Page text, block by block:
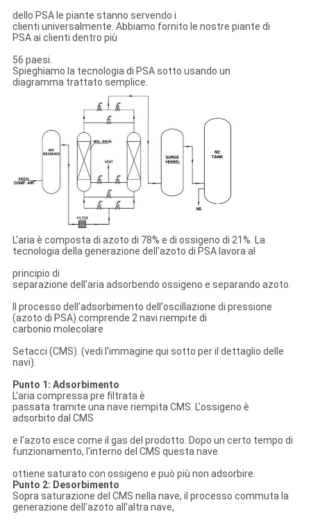
dello PSA le piante stanno servendo i
clienti universalmente. Abbiamo fornito le nostre piante di
PSA ai clienti dentro più
56 paesi.
Spieghiamo la tecnologia di PSA sotto usando un
diagramma trattato semplice.
L'aria è composta di azoto di 78% e di ossigeno di 21%. La
tecnologia della generazione dell'azoto di PSA lavora al
principio di
separazione dell'aria adsorbendo ossigeno e separando azoto.
Il processo dell'adsorbimento dell'oscillazione di pressione
(azoto di PSA) comprende 2 navi riempite di
carbonio molecolare
Setacci (CMS). (vedi l'immagine qui sotto per il dettaglio delle
navi).
Punto 1: Adsorbimento
L'aria compressa pre filtrata è
passata tramite una nave riempita CMS. L'ossigeno è
adsorbito dal CMS
e l'azoto esce come il gas del prodotto. Dopo un certo tempo di
funzionamento, l'interno del CMS questa nave
ottiene saturato con ossigeno e può più non adsorbire.
Punto 2: Desorbimento
Sopra saturazione del CMS nella nave, il processo commuta la
generazione dell'azoto all'altra nave,